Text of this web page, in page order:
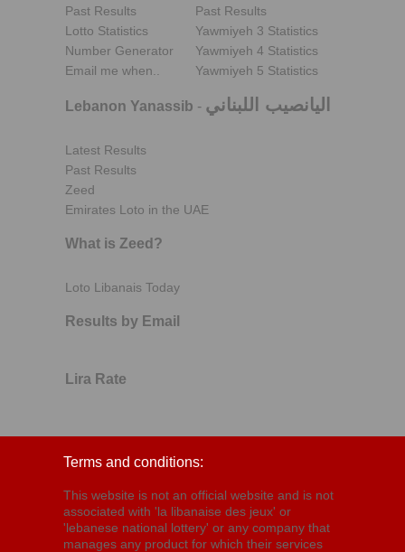
Past Results
Lotto Statistics
Number Generator
Email me when..
Past Results
Yawmiyeh 3 Statistics
Yawmiyeh 4 Statistics
Yawmiyeh 5 Statistics
Lebanon Yanassib - اليانصيب اللبناني
Latest Results
Past Results
Zeed
Emirates Loto in the UAE
What is Zeed?
Loto Libanais Today
Results by Email
Lira Rate
Terms and conditions:
This website is not an official website and is not
associated with 'la libanaise des jeux' or
'lebanese national lottery' or any company that
manages any product for which their services